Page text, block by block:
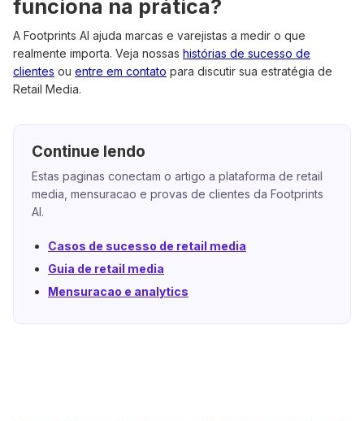
funciona na prática?
A Footprints AI ajuda marcas e varejistas a medir o que
realmente importa. Veja nossas histórias de sucesso de
clientes ou entre em contato para discutir sua estratégia de
Retail Media.
Continue lendo
Estas paginas conectam o artigo a plataforma de retail
media, mensuracao e provas de clientes da Footprints
AI.
Casos de sucesso de retail media
Guia de retail media
Mensuracao e analytics